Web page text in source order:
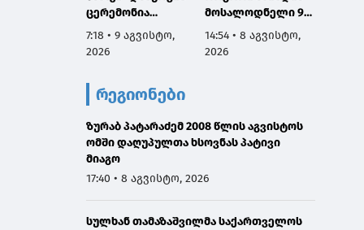
ცერემონია
გაიმართა
7:18 • 9 აგვისტო,
2026
მოსალოდნელი 9-
11 აგვისტოს
საქართველოში
14:54 • 8 აგვისტო,
2026
რეგიონები
ზურაბ პატარაძემ 2008 წლის აგვისტოს
ომში დაღუპულთა ხსოვნას პატივი
მიაგო
17:40 • 8 აგვისტო, 2026
სულხან თამაზაშვილმა საქართველოს